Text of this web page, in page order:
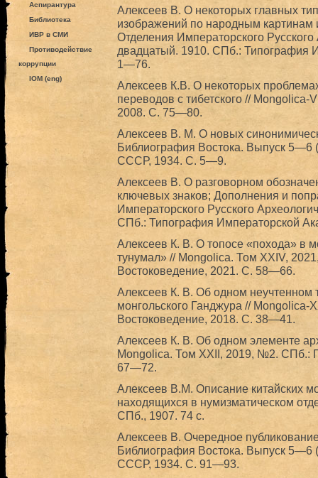
Аспирантура
Библиотека
ИВР в СМИ
Противодействие
коррупции
IOM (eng)
Алексеев В. О некоторых главных
изображений по народным картинам
Отделения Императорского
двадцатый. 1910. СПб.: Типография
1—76.
Алексеев К.В. О некоторых
переводов с тибетского //
2008. С. 75—80.
Алексеев В. М. О новых
Библиография Востока. Выпуск 5—6
СССР, 1934. С. 5—9.
Алексеев В. О разговорном
ключевых знаков; Дополнения и
Императорского Русского
СПб.: Типография Императорской
Алексеев К. В. О топосе «похода» в
тунумал» // Mongolica. Том XXIV,
Востоковедение, 2021. С. 58—66.
Алексеев К. В. Об одном неучтенном
монгольского Ганджура // Mongolica-
Востоковедение, 2018. С. 38—41.
Алексеев К. В. Об одном элементе
Mongolica. Том XXII, 2019, №2. СПб.:
67—72.
Алексеев В.М. Описание китайских
находящихся в нумизматическом
СПб., 1907. 74 с.
Алексеев В. Очередное
Библиография Востока. Выпуск 5—6
СССР, 1934. С. 91—93.